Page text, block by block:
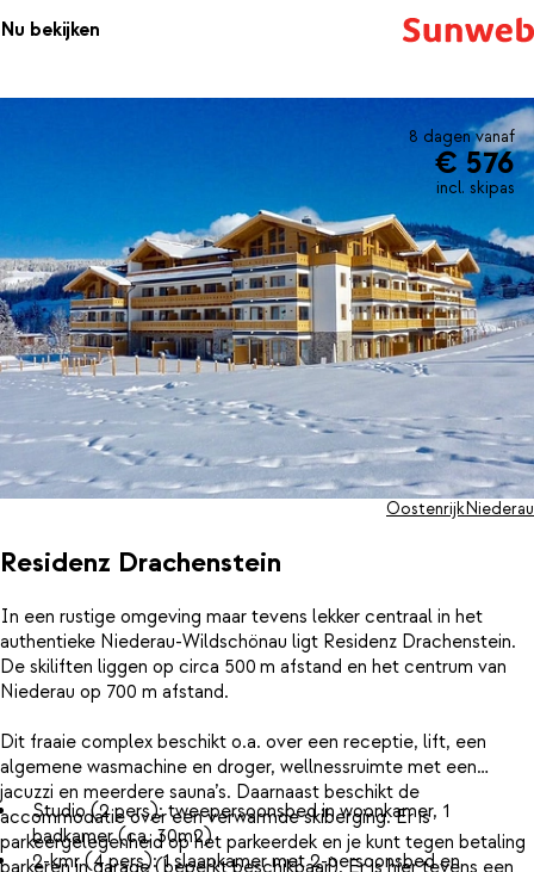
Nu bekijken
8 dagen vanaf
€ 576
incl. skipas
Residenz Drachenstein
OostenrijkNiederau
In een rustige omgeving maar tevens lekker centraal in het
authentieke Niederau‑Wildschönau ligt Residenz Drachenstein.
De skiliften liggen op circa 500 m afstand en het centrum van
Niederau op 700 m afstand.
Dit fraaie complex beschikt o.a. over een receptie, lift, een
algemene wasmachine en droger, wellnessruimte met een
jacuzzi en meerdere sauna’s. Daarnaast beschikt de
accommodatie over een verwarmde skiberging. Er is
parkeergelegenheid op het parkeerdek en je kunt tegen betaling
Studio (2 pers): tweepersoonsbed in woonkamer, 1
badkamer (ca. 30m2)
2-kmr (4 pers): 1 slaapkamer met 2-persoonsbed en